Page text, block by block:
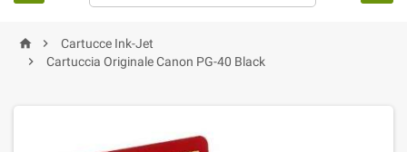
 
Cartucce Ink-Jet

Cartuccia Originale Canon PG-40 Black